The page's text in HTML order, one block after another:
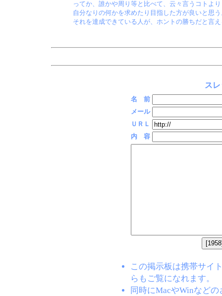
ってか、誰かや周り等と比べて、云々言うコトよ
自分なりの何かを求めたり目指した方が良いと思う
それを達成できている人が、ホントの勝ちだと言
ス
名 前
メール
ＵＲＬ
内 容
この掲示板は携帯サイ
らもご覧になれます。
同時にMacやWinなど